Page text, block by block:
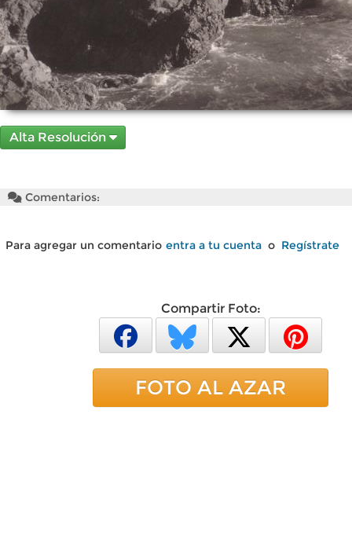
Alta Resolución
Comentarios:
Para agregar un comentario entra a tu cuenta o Regístrate
Compartir Foto:
FOTO AL AZAR